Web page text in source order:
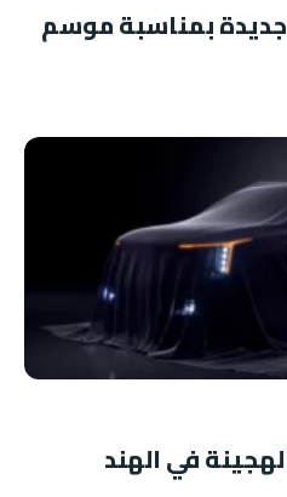
هيونداي تطلق SUV جديدة بمناسبة موسم